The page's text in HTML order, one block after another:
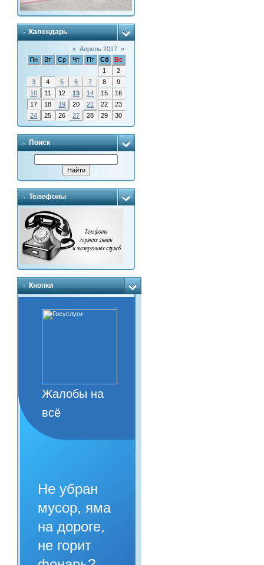
Календарь
« Апрель 2017 »
Пн
Вт Ср Чт Пт Сб
Вс
1
2
3
4 5 6 7 8
9
10
11 12 13 14 15
16
17
18 19 20 21 22
23
24
25 26 27 28 29 30
Поиск
Телефоны
Кнопки
Жалобы на
всё
Не убран
мусор, яма
на дороге,
не горит